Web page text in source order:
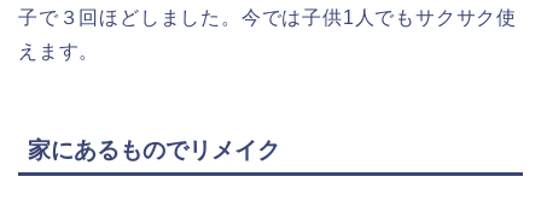
子で３回ほどしました。今では子供1人でもサクサク使
えます。
家にあるものでリメイク